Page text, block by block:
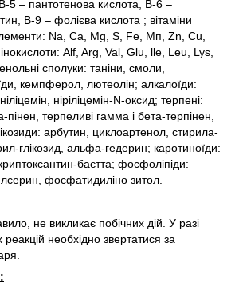
5 – пантотенова кислота, В-6 –
В-9 – фолієва кислота ; вітаміни
Na, Ca, Mg, S, Fe, Мп, Zn, Cu,
Alf, Arg, Val, Glu, lle, Leu, Lys,
сполуки: таніни, смоли,
кемпферол, лютеолін; алкалоїди:
ніріліцемін-N-оксид; терпені:
терпеливі гамма і бета-терпінен,
арбутин, циклоартенол, стирила-
глікозид, альфа-гедерин; каротиноїди:
баєтта; фосфоліпiди:
фосфатидиліно зитол.
не викликає побічних дій. У разі
необхідно звертатися за